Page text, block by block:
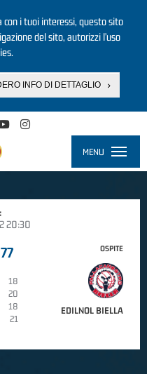
i tuoi interessi, questo sito
del sito, autorizzi l’uso
INFO DI DETTAGLIO
MENU
20:30
77
18
20
18
21
OSPITE
EDILNOL BIELLA